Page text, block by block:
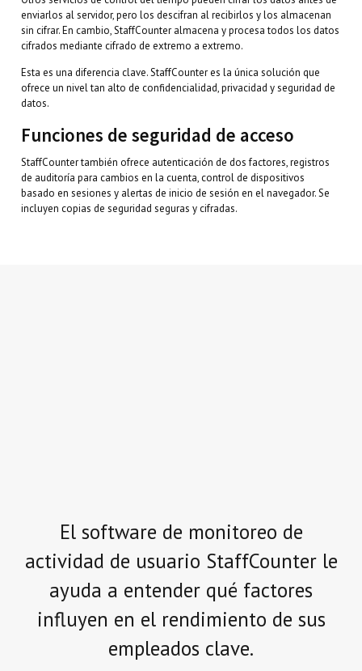
enviarlos al servidor, pero los descifran al recibirlos y los almacenan
sin cifrar. En cambio, StaffCounter almacena y procesa todos los datos
cifrados mediante cifrado de extremo a extremo.
Esta es una diferencia clave. StaffCounter es la única solución que
ofrece un nivel tan alto de confidencialidad, privacidad y seguridad de
datos.
Funciones de seguridad de acceso
StaffCounter también ofrece autenticación de dos factores, registros
de auditoría para cambios en la cuenta, control de dispositivos
basado en sesiones y alertas de inicio de sesión en el navegador. Se
incluyen copias de seguridad seguras y cifradas.
El software de monitoreo de
actividad de usuario StaffCounter le
ayuda a entender qué factores
influyen en el rendimiento de sus
empleados clave.